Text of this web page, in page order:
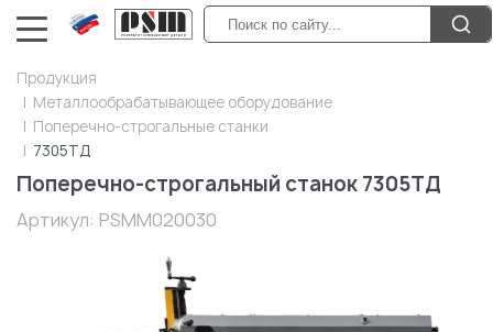
Продукция
Металлообрабатывающее оборудование
Поперечно-строгальные станки
7305ТД
Поперечно-строгальный станок 7305ТД
Артикул: PSMM020030